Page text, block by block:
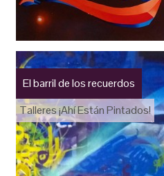
El barril de los recuerdos
Talleres ¡Ahí Están Pintados!